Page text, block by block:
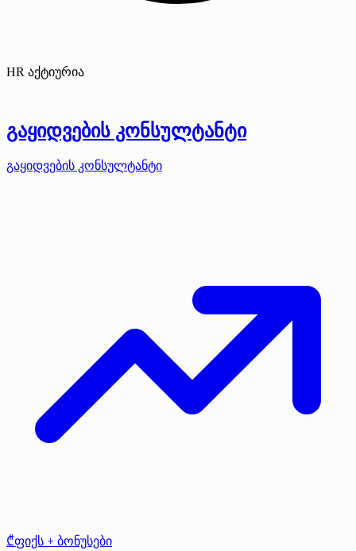
HR აქტიურია
გაყიდვების კონსულტანტი
გაყიდვების კონსულტანტი
₾ფიქს + ბონუსები